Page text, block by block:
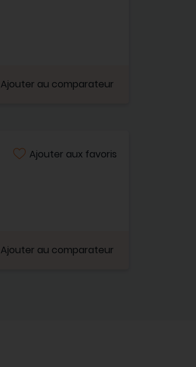
Ajouter au comparateur
Ajouter aux favoris
Ajouter au comparateur